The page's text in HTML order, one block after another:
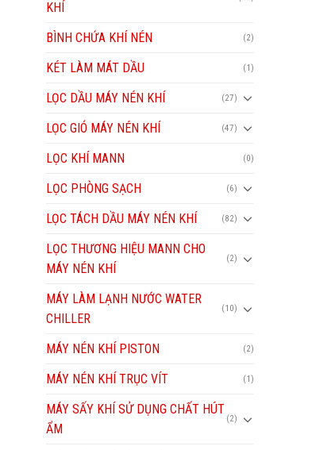
KHÍ
BÌNH CHỨA KHÍ NÉN (2)
KÉT LÀM MÁT DẦU (1)
LỌC DẦU MÁY NÉN KHÍ (27)
LỌC GIÓ MÁY NÉN KHÍ (47)
LỌC KHÍ MANN (0)
LỌC PHÒNG SẠCH (6)
LỌC TÁCH DẦU MÁY NÉN KHÍ (82)
LỌC THƯƠNG HIỆU MANN CHO
MÁY NÉN KHÍ
(2)
MÁY LÀM LẠNH NƯỚC WATER
CHILLER
(10)
MÁY NÉN KHÍ PISTON (2)
MÁY NÉN KHÍ TRỤC VÍT (1)
MÁY SẤY KHÍ SỬ DỤNG CHẤT HÚT
ẨM
(2)